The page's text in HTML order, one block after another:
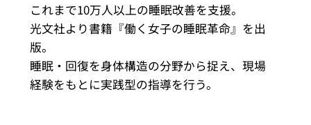
これまで10万人以上の睡眠改善を支援。
光文社より書籍『働く女子の睡眠革命』を出
版。
睡眠・回復を身体構造の分野から捉え、現場
経験をもとに実践型の指導を行う。